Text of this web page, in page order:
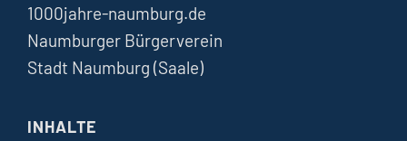
1000jahre-naumburg.de
Naumburger Bürgerverein
Stadt Naumburg (Saale)
INHALTE